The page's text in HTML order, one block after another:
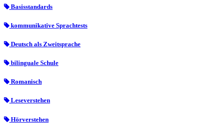
Basisstandards
kommunikative Sprachtests
Deutsch als Zweitsprache
bilinguale Schule
Romanisch
Leseverstehen
Hörverstehen